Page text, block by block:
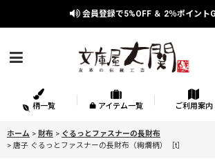
会員登録で5%OFF ＆ 2％ポイント
柄一覧 アイテム一覧 ご利用案内
ホーム > 財布 > ぐるっとファスナーの長財布
> 唐子 ぐるっとファスナーの長財布（絢爛柄）［t］